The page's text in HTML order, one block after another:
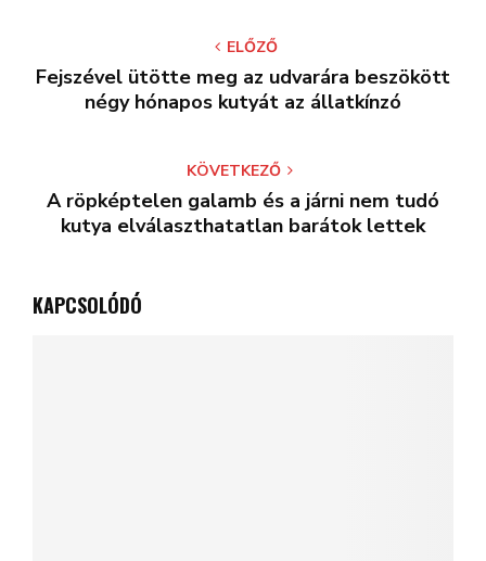
ELŐZŐ
Fejszével ütötte meg az udvarára beszökött
négy hónapos kutyát az állatkínzó
KÖVETKEZŐ
A röpképtelen galamb és a járni nem tudó
kutya elválaszthatatlan barátok lettek
KAPCSOLÓDÓ